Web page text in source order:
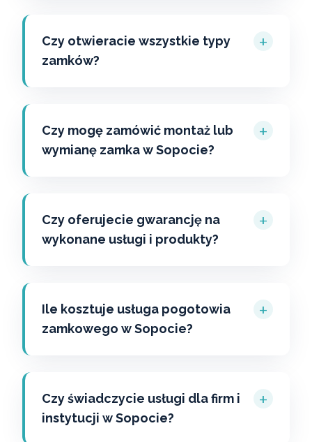
Czy otwieracie wszystkie typy
zamków?
+
Czy mogę zamówić montaż lub
wymianę zamka w Sopocie?
+
Czy oferujecie gwarancję na
wykonane usługi i produkty?
+
Ile kosztuje usługa pogotowia
zamkowego w Sopocie?
+
Czy świadczycie usługi dla firm i
instytucji w Sopocie?
+